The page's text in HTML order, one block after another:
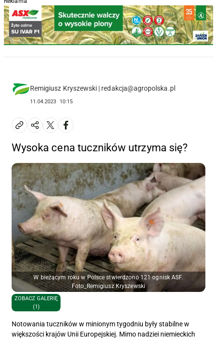
Remigiusz Kryszewski | redakcja@agropolska.pl
11.04.2023 10:15
Wysoka cena tuczników utrzyma się?
W bieżącym roku w Polsce stwierdzono 121 ognisk ASF.
Foto_Remigiusz Kryszewski
ZOBACZ GALERIĘ
(1)
Notowania tuczników w minionym tygodniu były stabilne w
większości krajów Unii Europejskiej. Mimo nadziei niemieckich